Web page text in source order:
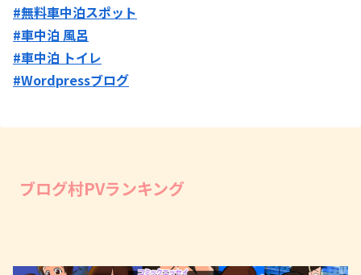
#無料車中泊スポット
#車中泊 風呂
#車中泊 トイレ
#Wordpressブログ
ブログ村PVランキング